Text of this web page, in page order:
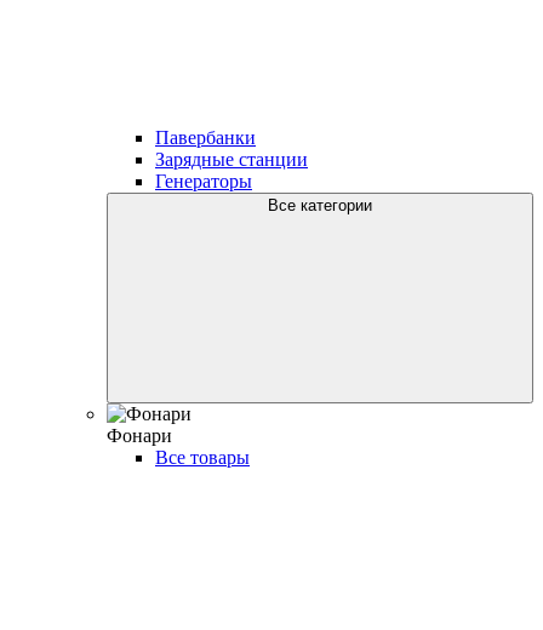
Павербанки
Зарядные станции
Генераторы
Все категории
Фонари
Все товары